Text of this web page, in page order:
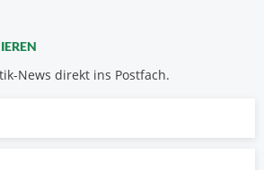
News direkt ins Postfach.